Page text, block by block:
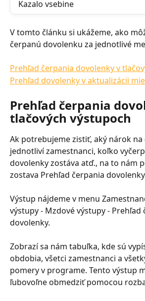
Kazalo vsebine
V tomto článku si ukážeme, ako
čerpanú dovolenku za jednotlivé
Prehľad čerpania dovolenky v
Prehľad dovolenky v aktualizácii
Prehľad čerpania
tlačových výstupoch
Ak potrebujeme zistiť, aký nárok
jednotliví zamestnanci, koľko
dovolenky zostáva atď., na to nám
zostava Prehľad čerpania
Výstup nájdeme v menu
výstupy - Mzdové výstupy - Prehľad
dovolenky.
Zobrazí sa nám tabuľka, kde sú
obdobia, všetci zamestnanci a
pomery v programe. Tento výstup
ľubovoľne obmedziť pomocou